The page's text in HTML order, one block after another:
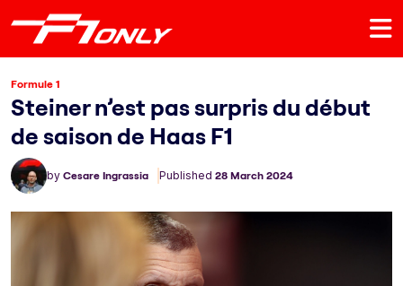
Formule 1
Steiner n’est pas surpris du début
de saison de Haas F1
by Cesare Ingrassia Published 28 March 2024